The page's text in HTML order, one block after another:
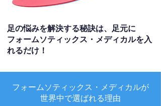
足の悩みを解決する秘訣は、足元に
フォームソティックス・メディカルを入
れるだけ！
フォームソティックス・メディカルが
世界中で選ばれる理由